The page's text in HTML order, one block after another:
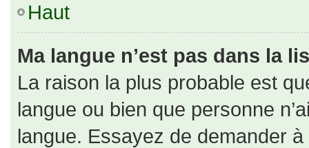
Haut
Ma langue n’est pas dans la
La raison la plus probable est
langue ou bien que personne
langue. Essayez de demander